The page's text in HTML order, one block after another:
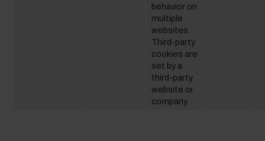
behavior on
multiple
websites.
Third-party
cookies are
set by a
third-party
website or
company.